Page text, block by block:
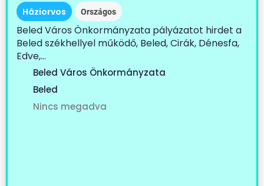
Háziorvos Országos
Beled Város Önkormányzata pályázatot hirdet a
Beled székhellyel működő, Beled, Cirák, Dénesfa,
Edve,...
Beled Város Önkormányzata
Beled
Nincs megadva